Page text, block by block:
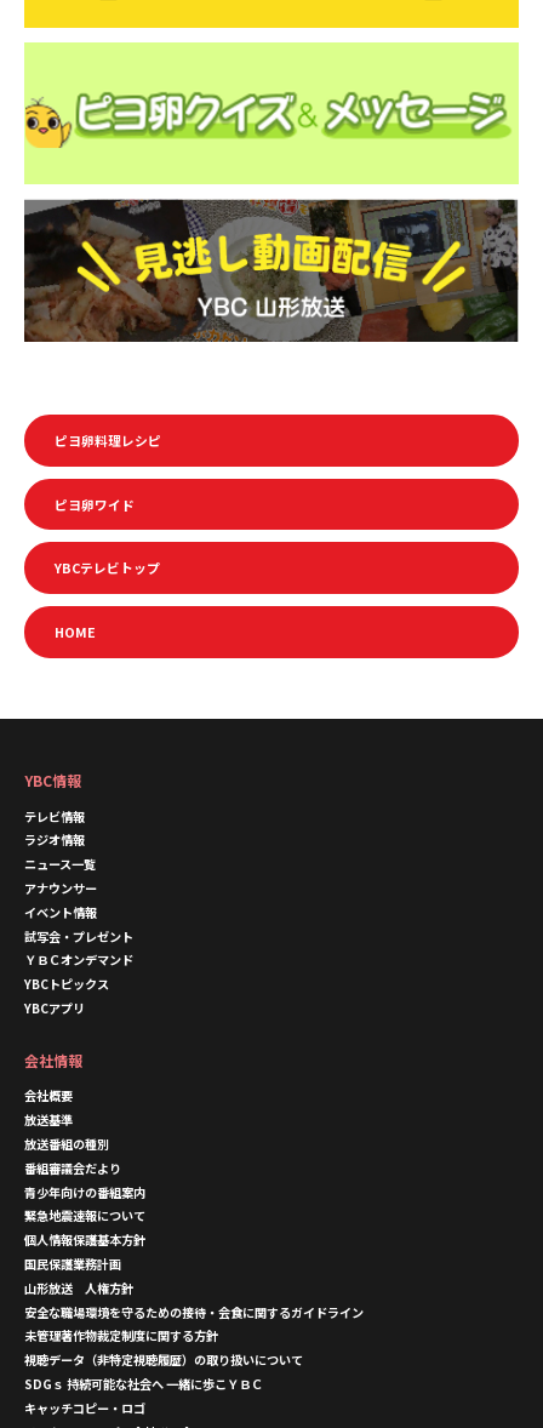
ピヨ卵料理レシピ
ピヨ卵ワイド
YBCテレビトップ
HOME
YBC情報
テレビ情報
ラジオ情報
ニュース一覧
アナウンサー
イベント情報
試写会・プレゼント
ＹＢＣオンデマンド
YBCトピックス
YBCアプリ
会社情報
会社概要
放送基準
放送番組の種別
番組審議会だより
青少年向けの番組案内
緊急地震速報について
個人情報保護基本方針
国民保護業務計画
山形放送 人権方針
安全な職場環境を守るための接待・会食に関するガイドライン
未管理著作物裁定制度に関する方針
視聴データ（非特定視聴履歴）の取り扱いについて
SDGｓ 持続可能な社会へ 一緒に歩こＹＢＣ
キャッチコピー・ロゴ